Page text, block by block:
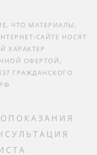
ЧТО МАТЕРИАЛЫ,
САЙТЕ НОСЯТ
ХАРАКТЕР
ОФЕРТОЙ,
ГРАЖДАНСКОГО